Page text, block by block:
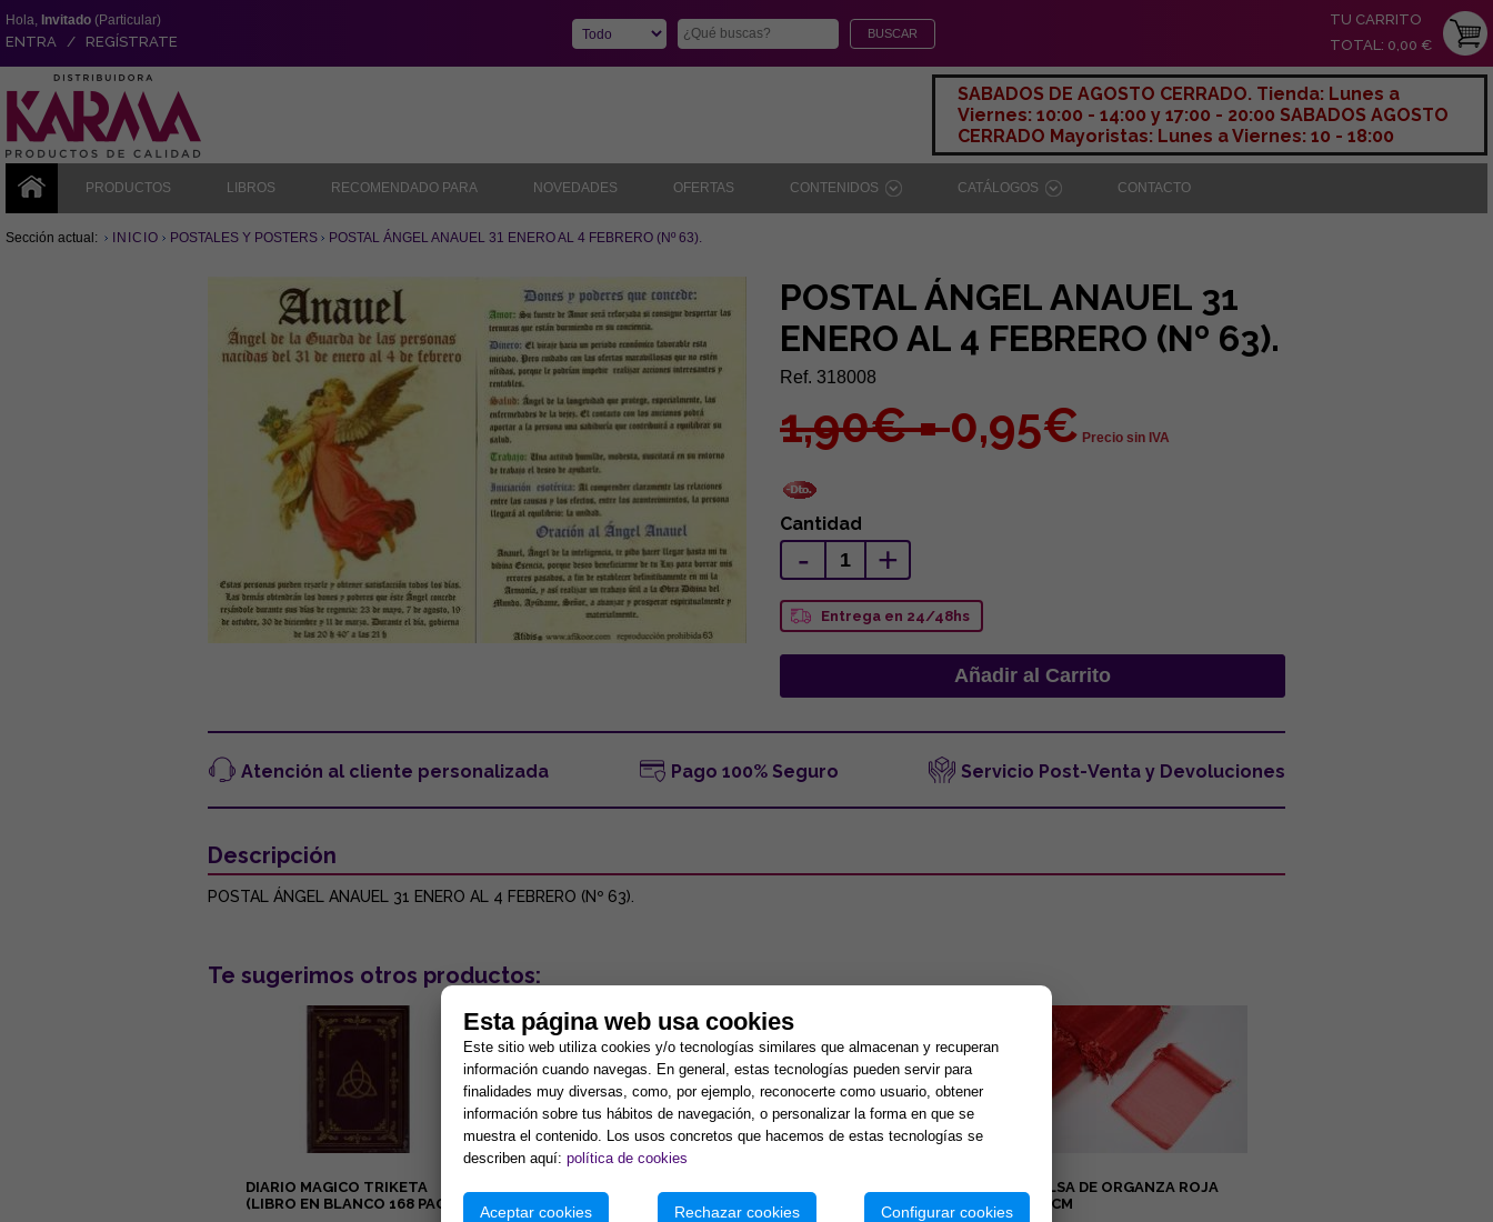
Hola, Invitado (Particular)
ENTRA / REGÍSTRATE
TU CARRITO
TOTAL: 0,00 €
SABADOS DE AGOSTO CERRADO. Tienda: Lunes a
Viernes: 10:00 - 14:00 y 17:00 - 20:00 SABADOS AGOSTO
CERRADO Mayoristas: Lunes a Viernes: 10 - 18:00
PRODUCTOS LIBROS RECOMENDADO PARA NOVEDADES OFERTAS CONTENIDOS CATÁLOGOS CONTACTO
Sección actual: INICIO POSTALES Y POSTERS POSTAL ÁNGEL ANAUEL 31 ENERO AL 4 FEBRERO (Nº 63).
POSTAL ÁNGEL ANAUEL 31
ENERO AL 4 FEBRERO (Nº 63).
Ref. 318008
1,90€ =0,95€ Precio sin IVA
Cantidad
- +
Entrega en 24/48hs
Atención al cliente personalizada Pago 100% Seguro Servicio Post-Venta y Devoluciones
Descripción
POSTAL ÁNGEL ANAUEL 31 ENERO AL 4 FEBRERO (Nº 63).
Te sugerimos otros productos:
DIARIO MAGICO TRIKETA
(LIBRO EN BLANCO 168 PAG.)
2026
PENTACULO 8,5X6,5CM
BOLSA DE ORGANZA ROJA
7X9CM
Esta página web usa cookies
Este sitio web utiliza cookies y/o tecnologías similares que almacenan y recuperan
información cuando navegas. En general, estas tecnologías pueden servir para
finalidades muy diversas, como, por ejemplo, reconocerte como usuario, obtener
información sobre tus hábitos de navegación, o personalizar la forma en que se
muestra el contenido. Los usos concretos que hacemos de estas tecnologías se
describen aquí: política de cookies
Aceptar cookies Rechazar cookies Configurar cookies